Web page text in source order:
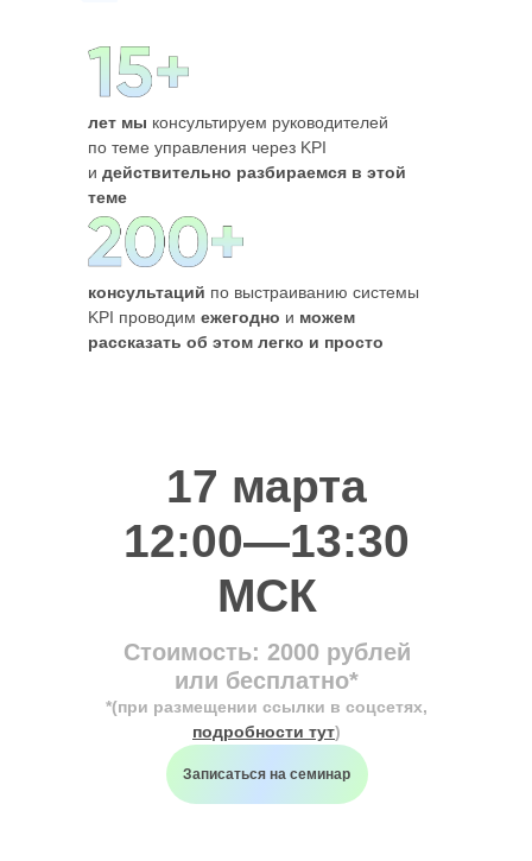
консультаций по выстраиванию системы
KPI проводим ежегодно и можем
рассказать об этом легко и просто
лет мы консультируем руководителей
по теме управления через KPI
и действительно разбираемся в этой
теме
17 марта
12:00—13:30
МСК
Стоимость: 2000 рублей
или бесплатно*
*(при размещении ссылки в соцсетях,
подробности тут)
Записаться на семинар
Политика конфиденциальности
Написать
Наш Telegram-канал
ДЛЯ БЫСТРОЙ СВЯЗИ,
НАПИШИТЕ В ПОДДЕРЖКУ